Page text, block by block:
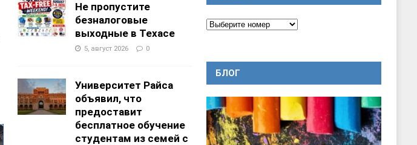
Не пропустите
безналоговые
выходные в Техасе
5, август 2026 0
Университет Райса
объявил, что
предоставит
бесплатное обучение
студентам из семей с
БЛОГ